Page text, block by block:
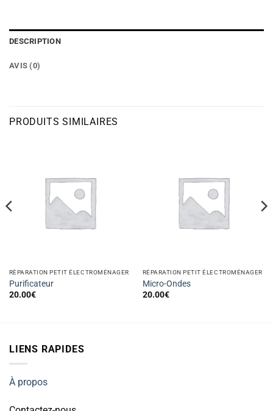
DESCRIPTION
AVIS (0)
PRODUITS SIMILAIRES
RÉPARATION PETIT ÉLECTROMÉNAGER
Purificateur
20.00€
RÉPARATION PETIT ÉLECTROMÉNAGER
Micro-Ondes
20.00€
LIENS RAPIDES
À propos